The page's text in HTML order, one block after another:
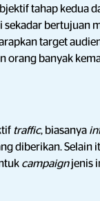
tahap kedua
sekadar bertujuan
target
orang banyak
traffic, biasanya
diberikan. Selain
campaignjenis